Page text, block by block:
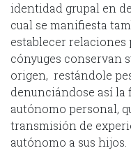
identidad grupal en
cual se manifiesta
establecer
cónyuges conservan
origen, restándole
denunciándose así la
autónomo personal,
transmisión de
autónomo a sus hijos.